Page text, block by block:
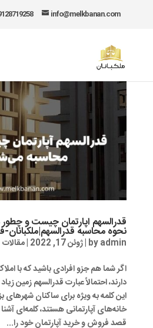
info@melkbanan.com
قدرالسهم اپارتمان چیست و
نحوه محاسبه
byadmin
|ژوئن 17, 2022 |مقالات
اگر شما هم جزو افرادی باشید که با
دارند، احتمالاً عبارت قدرالسهم زمین
این کلمه به ویژه برای ساکنان شهرهای
خانه‌های آپارتمانی هستند، کلمه‌ای
قصد فروش و خرید آپارتمان خود را...